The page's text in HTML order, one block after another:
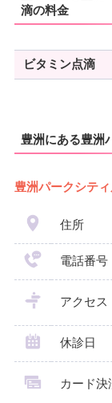
滴の料金
ビタミン点滴
豊洲にある豊洲
豊洲パークシテ
住所
電話番号
アクセス
休診日
カード決